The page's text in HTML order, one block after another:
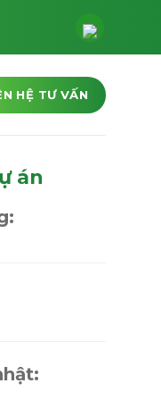
HỆ TƯ VẤN
án